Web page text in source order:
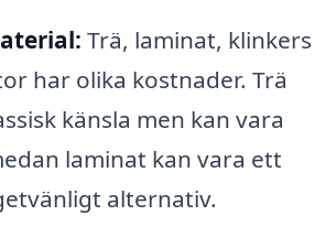
Trä, laminat, klinkers
har olika kostnader. Trä
känsla men kan vara
laminat kan vara ett
alternativ.